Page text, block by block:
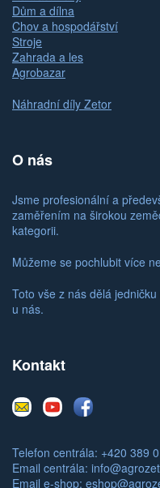
Dům a dílna
Chov a hospodářství
Stroje
Zahrada a les
Agrobazar
Náhradní díly Zetor
O nás
Jsme profesionální a
zaměřením na širokou
kategorii.
Můžeme se pochlubit více
Toto vše z nás dělá
u nás.
Kontakt
E-
mail
YoutubeFacebook
Telefon centrála: +420 389
Email centrála:
Email e-shop: